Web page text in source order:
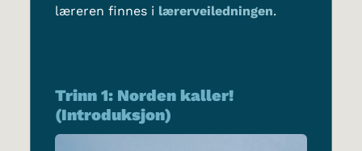
læreren finnes i lærerveiledningen.
Trinn 1: Norden kaller!
(Introduksjon)